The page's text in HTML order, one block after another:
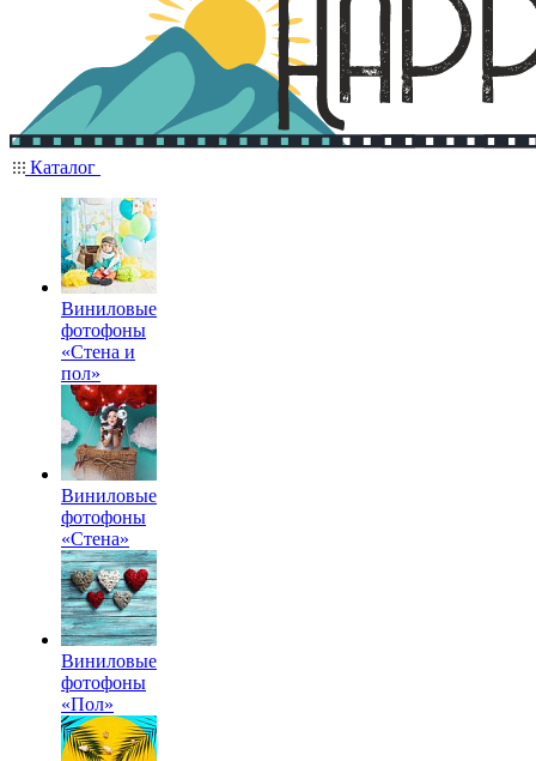
Каталог
Виниловые
фотофоны
«Стена и
пол»
Виниловые
фотофоны
«Стена»
Виниловые
фотофоны
«Пол»